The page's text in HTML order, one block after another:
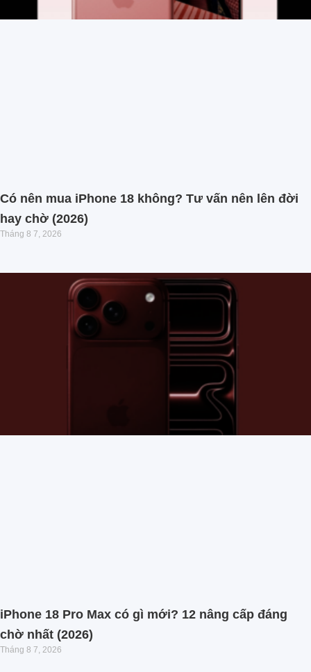
Có nên mua iPhone 18 không? Tư vấn nên lên đời
hay chờ (2026)
Tháng 8 7, 2026
iPhone 18 Pro Max có gì mới? 12 nâng cấp đáng
chờ nhất (2026)
Tháng 8 7, 2026